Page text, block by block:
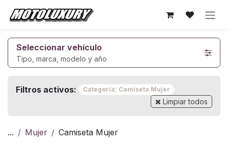
Ir al contenido
Seleccionar vehículo
Tipo, marca, modelo y año
Filtros activos: Categoría: Camiseta Mujer
Limpiar todos
... Mujer Camiseta Mujer